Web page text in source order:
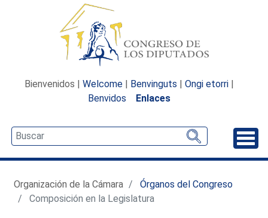
Bienvenidos | Welcome | Benvinguts | Ongi etorri |
Benvidos
Enlaces
Organización de la Cámara
Órganos del Congreso
Composición en la Legislatura